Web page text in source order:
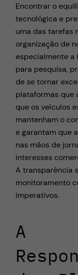
Encontrar o
tecnológica e
uma das tarefas
organização de
especialmente a
para pesquisa,
de se tornar
plataformas que
que os veículos
mantenham o
e garantam que
nas mãos de
interesses
A transparência
monitoramento
imperativos.
A